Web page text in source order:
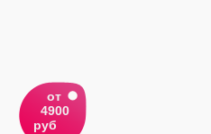
от
4900
руб